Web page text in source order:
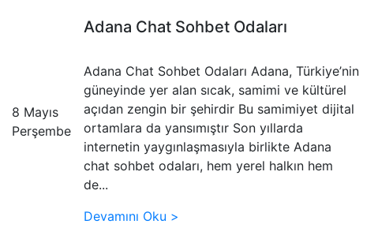
8 Mayıs
Perşembe
Adana Chat Sohbet Odaları
Adana Chat Sohbet Odaları Adana, Türkiye’nin
güneyinde yer alan sıcak, samimi ve kültürel
açıdan zengin bir şehirdir Bu samimiyet dijital
ortamlara da yansımıştır Son yıllarda
internetin yaygınlaşmasıyla birlikte Adana
chat sohbet odaları, hem yerel halkın hem
de...
Devamını Oku >